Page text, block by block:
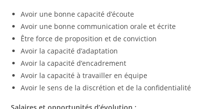
Avoir une bonne capacité d’écoute
Avoir une bonne communication orale et écrite
Être force de proposition et de conviction
Avoir la capacité d’adaptation
Avoir la capacité d’encadrement
Avoir la capacité à travailler en équipe
Avoir le sens de la discrétion et de la confidentialité